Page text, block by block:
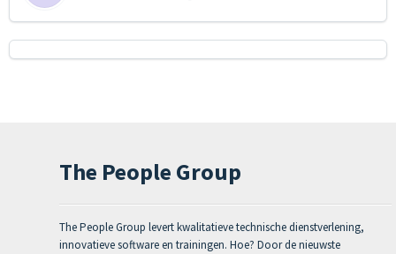
The People Group
The People Group levert kwalitatieve technische dienstverlening,
innovatieve software en trainingen. Hoe? Door de nieuwste